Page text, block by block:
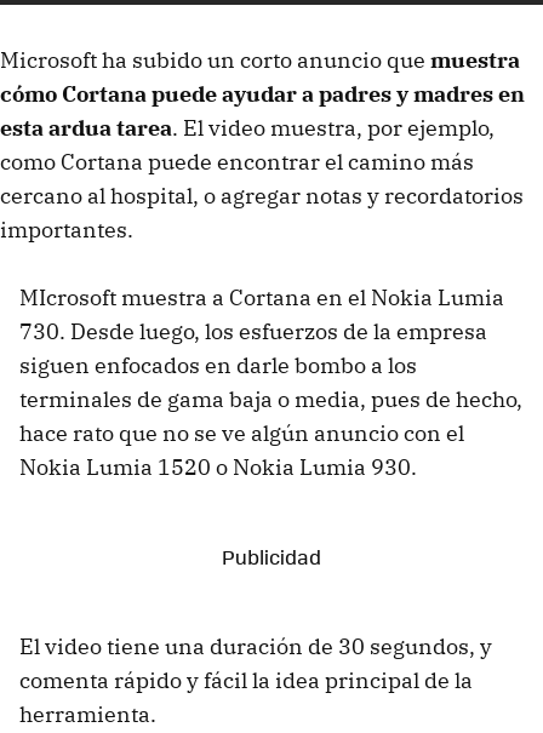
Microsoft ha subido un corto anuncio que muestra
cómo Cortana puede ayudar a padres y madres en
esta ardua tarea. El video muestra, por ejemplo,
como Cortana puede encontrar el camino más
cercano al hospital, o agregar notas y recordatorios
importantes.
MIcrosoft muestra a Cortana en el Nokia Lumia
730. Desde luego, los esfuerzos de la empresa
siguen enfocados en darle bombo a los
terminales de gama baja o media, pues de hecho,
hace rato que no se ve algún anuncio con el
Nokia Lumia 1520 o Nokia Lumia 930.
El video tiene una duración de 30 segundos, y
comenta rápido y fácil la idea principal de la
herramienta.